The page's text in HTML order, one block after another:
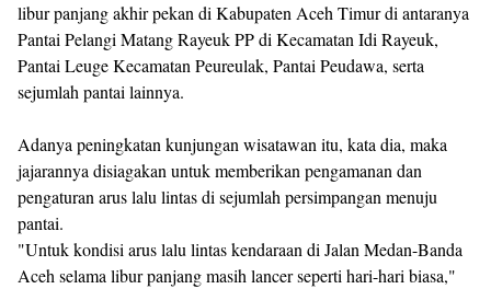
libur panjang akhir pekan di Kabupaten Aceh Timur di antaranya
Pantai Pelangi Matang Rayeuk PP di Kecamatan Idi Rayeuk,
Pantai Leuge Kecamatan Peureulak, Pantai Peudawa, serta
sejumlah pantai lainnya.
Adanya peningkatan kunjungan wisatawan itu, kata dia, maka
jajarannya disiagakan untuk memberikan pengamanan dan
pengaturan arus lalu lintas di sejumlah persimpangan menuju
pantai.
"Untuk kondisi arus lalu lintas kendaraan di Jalan Medan-Banda
Aceh selama libur panjang masih lancer seperti hari-hari biasa,"